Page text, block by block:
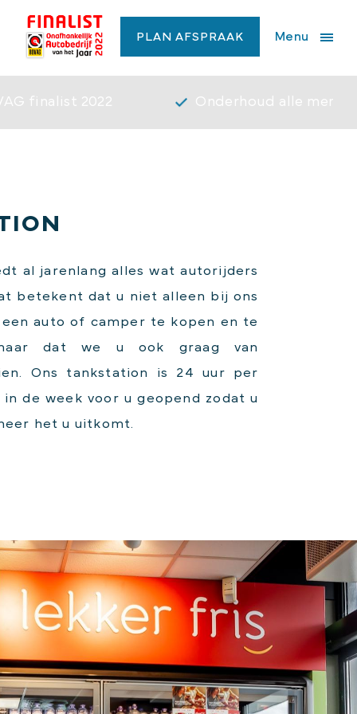
PLAN AFSPRAAK Menu
finalist 2022 Onderhoud alle
al jarenlang alles wat autorijders
betekent dat u niet alleen bij ons
auto of camper te kopen en te
dat we u ook graag van
Ons tankstation is 24 uur per
in de week voor u geopend zodat u
het u uitkomt.